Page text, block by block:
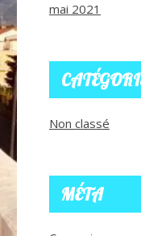
mai 2021
Non classé
MÉTA